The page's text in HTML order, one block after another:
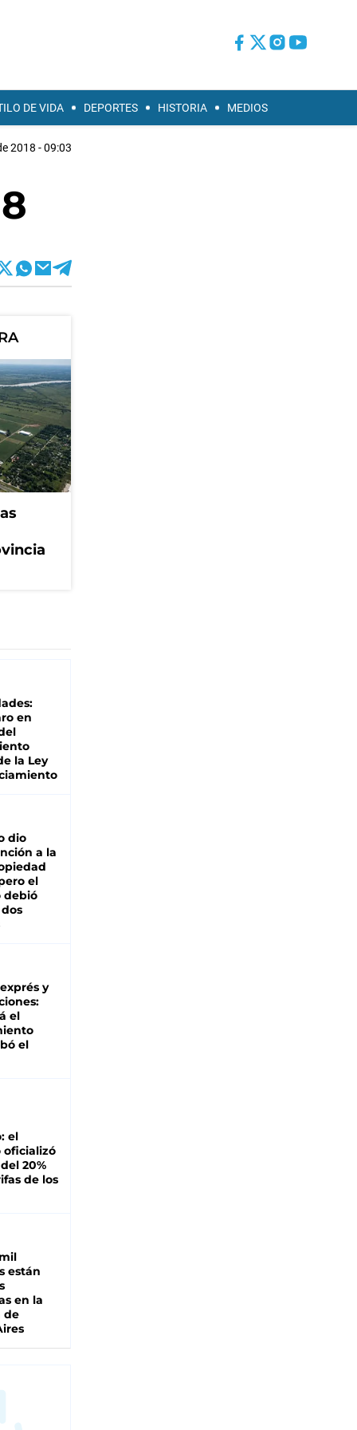
DE VIDA DEPORTES HISTORIA MEDIOS
2018 - 09:03
en
la Ley
dio
a la
el
debió
y
el
el
el
oficializó
20%
de los
están
en la
de